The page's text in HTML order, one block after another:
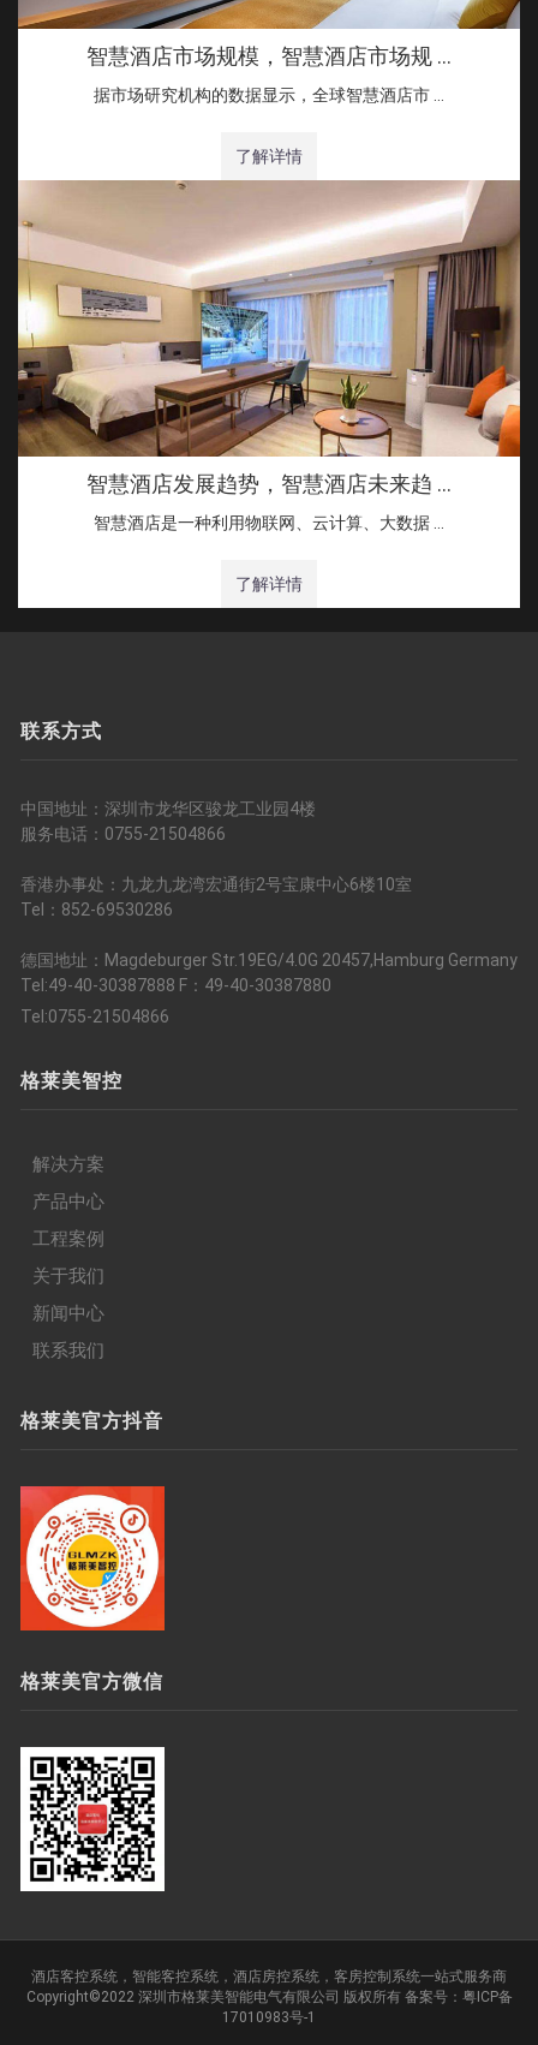
智慧酒店市场规模，智慧酒店市场规 …
据市场研究机构的数据显示，全球智慧酒店市 …
了解详情
智慧酒店发展趋势，智慧酒店未来趋 …
智慧酒店是一种利用物联网、云计算、大数据 …
了解详情
联系方式
中国地址：深圳市龙华区骏龙工业园4楼
服务电话：0755-21504866
香港办事处：九龙九龙湾宏通街2号宝康中心6楼10室
Tel：852-69530286
德国地址：Magdeburger Str.19EG/4.0G 20457,Hamburg Germany
Tel:49-40-30387888 F：49-40-30387880
Tel:0755-21504866
格莱美智控
解决方案
产品中心
工程案例
关于我们
新闻中心
联系我们
格莱美官方抖音
格莱美官方微信
酒店客控系统 ， 智能客控系统 ， 酒店房控系统 ， 客房控制系统一站式服务商
Copyright©2022 深圳市格莱美智能电气有限公司 版权所有 备案号： 粤ICP备
17010983号-1